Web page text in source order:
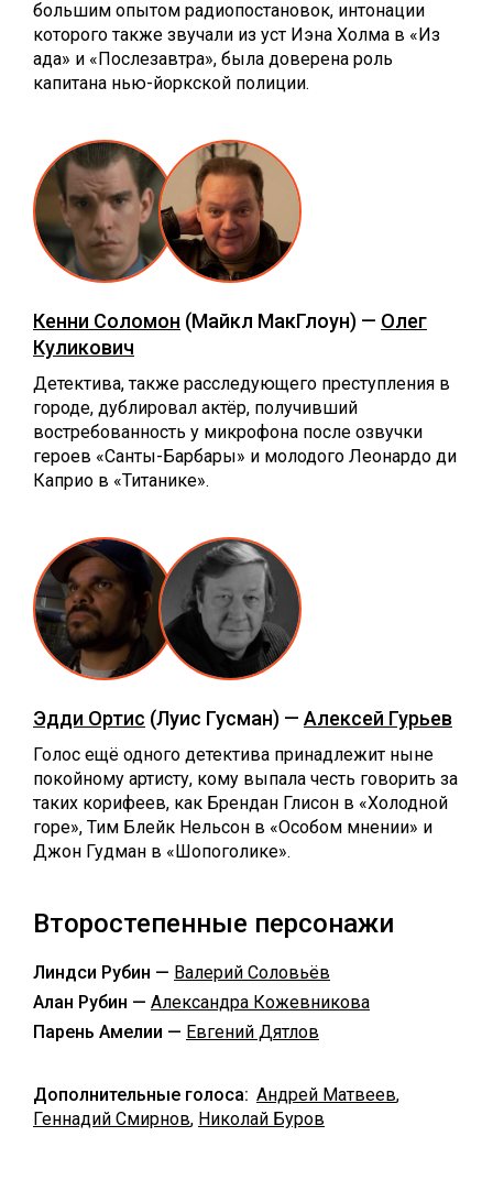
большим опытом радиопостановок, интонации
которого также звучали из уст Иэна Холма в «Из
ада» и «Послезавтра», была доверена роль
капитана нью-йоркской полиции.
Кенни Соломон (Майкл МакГлоун) — Олег
Куликович
Детектива, также расследующего преступления в
городе, дублировал актёр, получивший
востребованность у микрофона после озвучки
героев «Санты-Барбары» и молодого Леонардо ди
Каприо в «Титанике».
Эдди Ортис (Луис Гусман) — Алексей Гурьев
Голос ещё одного детектива принадлежит ныне
покойному артисту, кому выпала честь говорить за
таких корифеев, как Брендан Глисон в «Холодной
горе», Тим Блейк Нельсон в «Особом мнении» и
Джон Гудман в «Шопоголике».
Второстепенные персонажи
Линдси Рубин — Валерий Соловьёв
Алан Рубин — Александра Кожевникова
Парень Амелии — Евгений Дятлов
Дополнительные голоса: Андрей Матвеев,
Геннадий Смирнов, Николай Буров